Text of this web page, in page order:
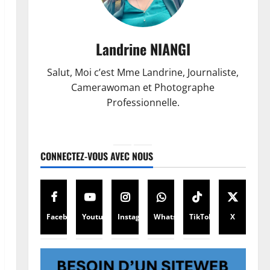
Landrine NIANGI
Salut, Moi c’est Mme Landrine, Journaliste,
Camerawoman et Photographe
Professionnelle.
CONNECTEZ-VOUS AVEC NOUS
Facebook Youtube InstagramWhatsAppTikTok X